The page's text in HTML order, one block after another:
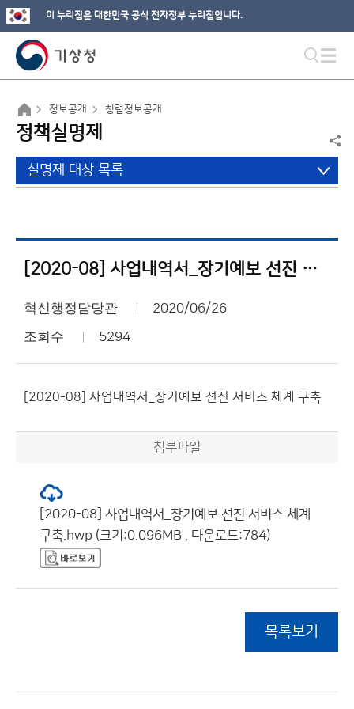
이 누리집은 대한민국 공식 전자정부 누리집입니다.
정보공개 청렴정보공개
정책실명제
실명제 대상 목록
[2020-08] 사업내역서_장기예보 선진 서비스 체계 구축
혁신행정담당관 2020/06/26
조회수 5294
[2020-08] 사업내역서_장기예보 선진 서비스 체계 구축
첨부파일
[2020-08] 사업내역서_장기예보 선진 서비스 체계
구축.hwp (크기:0.096MB , 다운로드:784)
목록보기